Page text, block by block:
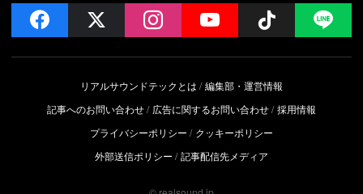
facebook instagramYouTube Follow
リアルサウンドテックとは
編集部・運営情報
記事へのお問い合わせ
広告に関するお問い合わせ 採用情報
プライバシーポリシー
クッキーポリシー
外部送信ポリシー
記事配信先メディア